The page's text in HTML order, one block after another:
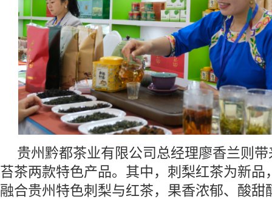
贵州黔都茶业有限公司总经理廖香兰则
苔茶两款特色产品。其中，刺梨红茶为新品
融合贵州特色刺梨与红茶，果香浓郁、酸甜